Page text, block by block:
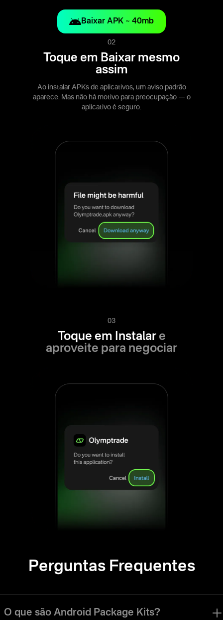
Baixar APK ~ 40mb
02
Toque em Baixar mesmo
assim
Ao instalar APKs de aplicativos, um aviso padrão
aparece. Mas não há motivo para preocupação — o
aplicativo é seguro.
03
Toque em Instalare
aproveite para negociar
Perguntas Frequentes
O que são Android Package Kits?